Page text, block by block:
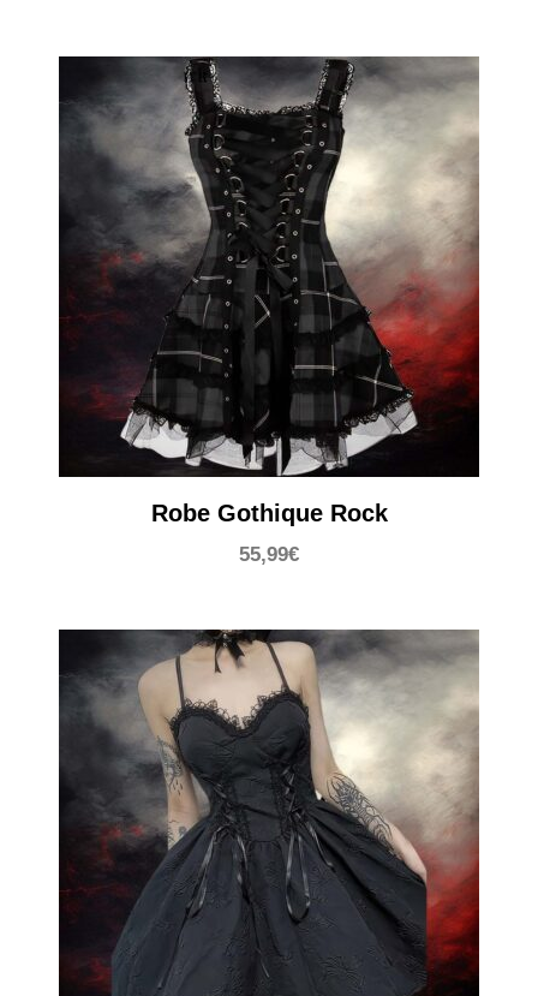
Robe Gothique Rock
55,99€